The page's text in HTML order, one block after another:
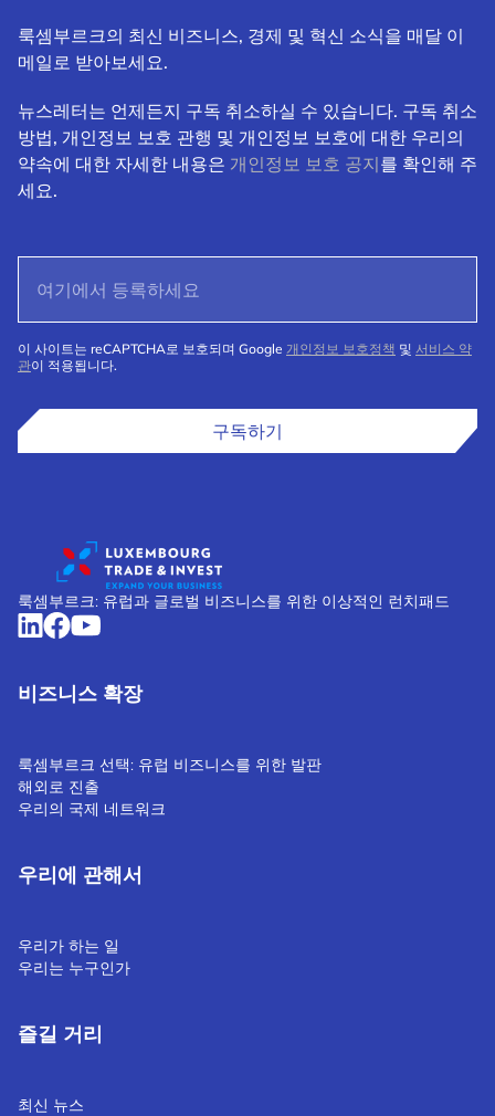
룩셈부르크의 최신 비즈니스, 경제 및 혁신 소식을 매달 이
메일로 받아보세요.
뉴스레터는 언제든지 구독 취소하실 수 있습니다. 구독 취소
방법, 개인정보 보호 관행 및 개인정보 보호에 대한 우리의
약속에 대한 자세한 내용은 개인정보 보호 공지를 확인해 주
세요.
이 사이트는 reCAPTCHA로 보호되며 Google 개인정보 보호정책 및 서비스 약
관이 적용됩니다.
구독하기
룩셈부르크: 유럽과 글로벌 비즈니스를 위한 이상적인 런치패드
비즈니스 확장
룩셈부르크 선택: 유럽 비즈니스를 위한 발판
해외로 진출
우리의 국제 네트워크
우리에 관해서
우리가 하는 일
우리는 누구인가
즐길 거리
최신 뉴스